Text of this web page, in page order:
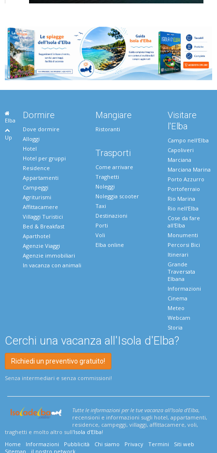
Elba
Up
Dormire
Dove dormire
Alloggi
Hotel
Hotel per gruppi
Residence
Appartamenti
Campeggi
Agriturismi
Affittacamere
Villaggi Turistici
Bed & Breakfast
Aparthotel
Agenzie Viaggi
Agenzie immobiliari
In vacanza con animali
Mangiare
Ristoranti
Trasporti
Come arrivare
Traghetti
Noleggi
Noleggia scooter
Taxi
Destinazioni
Porti
Voli
Elba online
Visitare
l'Elba
Campo nell'Elba
Capoliveri
Marciana
Marciana Marina
Porto Azzurro
Portoferraio
Rio Marina
Rio nell'Elba
Cose da fare
all'Elba
Monumenti
Percorsi Bici
Itinerari
Grande
Traversata
Elbana
Informazioni
Cinema
Meteo
Webcam
Storia
Cerchi una vacanza all'Isola d'Elba?
Richiedi un preventivo gratuito!
Senza intermediari e senza commissioni!
Tutte le informazioni per le tue vacanza all'Isola d'Elba,
recensioni e informazioni sugli hotel, appartamenti,
residence, campeggi, villaggi, affittacamere, voli,
traghetti e molto altro sull'Isola d'Elba!
Home
Informazioni Pubblicità Chi siamo Privacy Termini
Siti web
Sitemap
il nostro network